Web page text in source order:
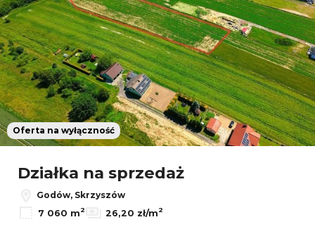
Oferta na wyłączność
Działka na sprzedaż
Godów, Skrzyszów
7 060 m2 26,20 zł/m2